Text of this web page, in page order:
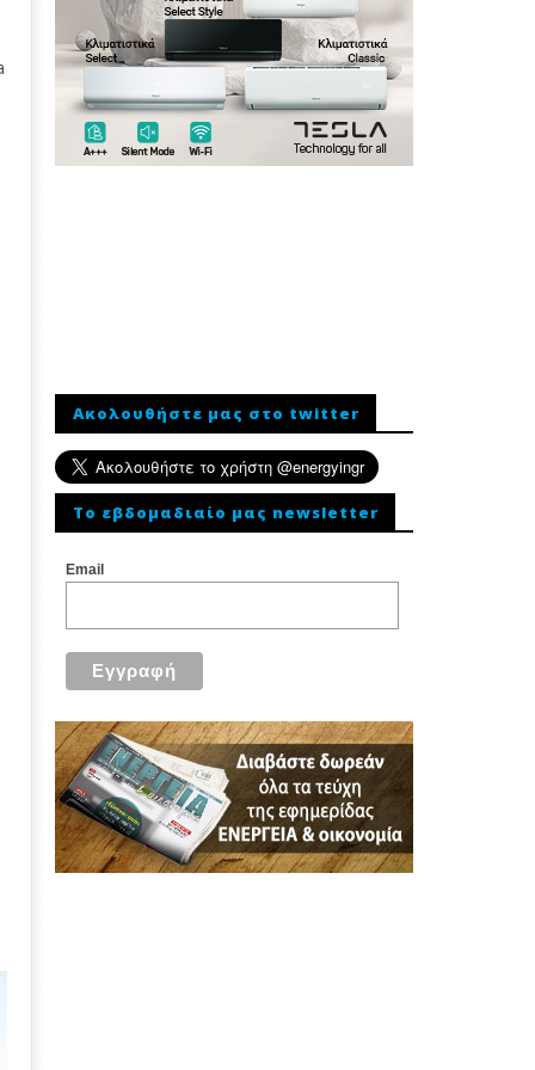
Ακολουθήστε μας στο twitter
To εβδομαδιαίο μας newsletter
Email